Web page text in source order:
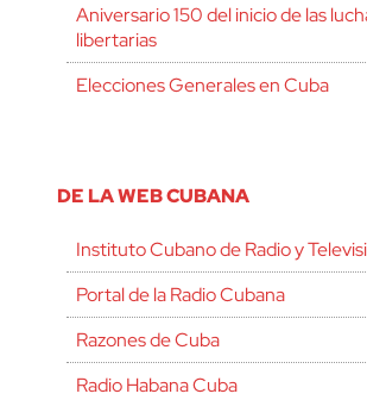
Aniversario 150 del inicio de las
libertarias
Elecciones Generales en Cuba
DE LA WEB CUBANA
Instituto Cubano de Radio y
Portal de la Radio Cubana
Razones de Cuba
Radio Habana Cuba